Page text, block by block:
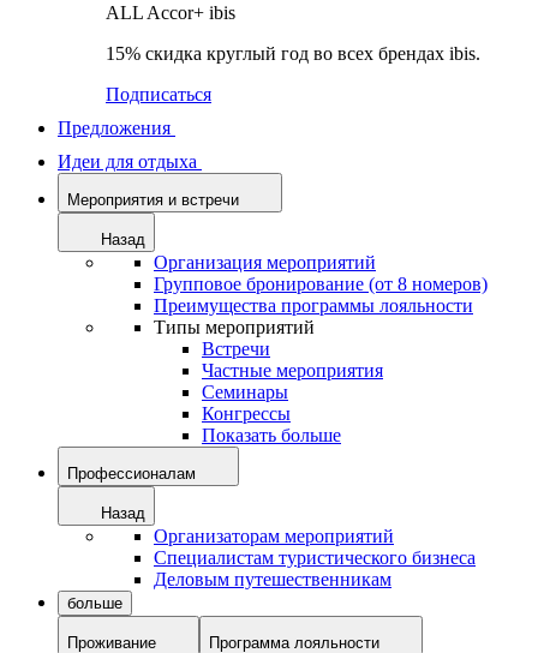
ALL Accor+ ibis
15% скидка круглый год во всех брендах ibis.
Подписаться
Предложения
Идеи для отдыха
Мероприятия и встречи
Назад
Организация мероприятий
Групповое бронирование (от 8 номеров)
Преимущества программы лояльности
Типы мероприятий
Встречи
Частные мероприятия
Семинары
Конгрессы
Показать больше
Профессионалам
Назад
Организаторам мероприятий
Специалистам туристического бизнеса
Деловым путешественникам
больше
Проживание Программа лояльности